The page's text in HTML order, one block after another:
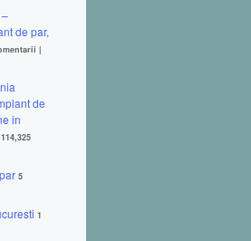
de par,
|
de
in
114,325
5
1